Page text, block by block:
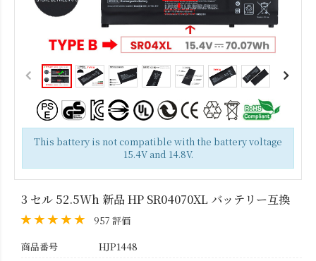
This battery is not compatible with the battery voltage
15.4V and 14.8V.
3 セル 52.5Wh 新品 HP SR04070XL バッテリー互換
957 評価
商品番号
HJP1448